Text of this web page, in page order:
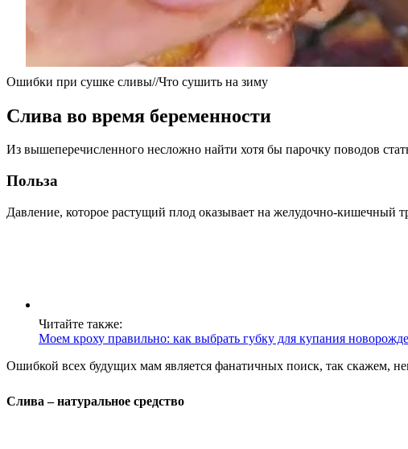
Ошибки при сушке сливы//Что сушить на зиму
Слива во время беременности
Из вышеперечисленного несложно найти хотя бы парочку поводов
Польза
Давление, которое растущий плод оказывает на желудочно-
Читайте также:
Моем кроху правильно: как выбрать губку для купания
Ошибкой всех будущих мам является фанатичных поиск, так скажем,
Слива – натуральное средство